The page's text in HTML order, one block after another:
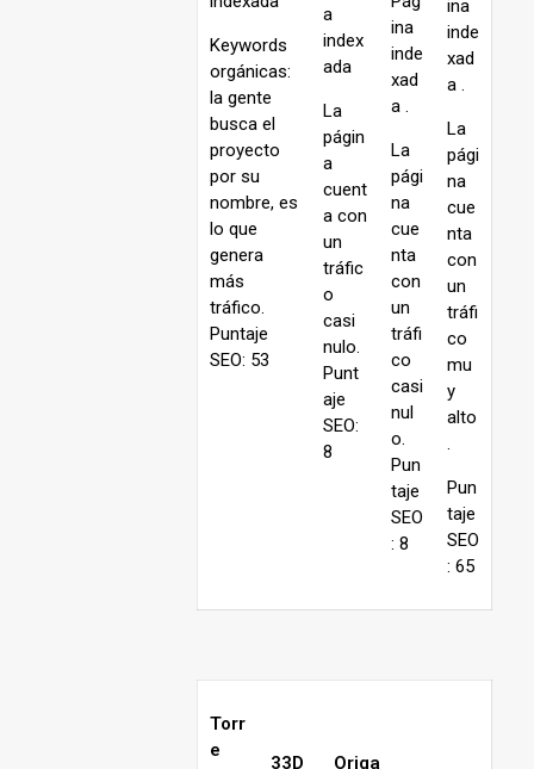
Keywords
orgánicas:
la gente
busca el
proyecto
por su
nombre, es
lo que
genera
más
tráfico.
Puntaje
SEO: 53
a
index
ada
La
págin
a
cuent
a con
un
tráfic
o
casi
nulo.
Punt
aje
SEO:
8
ina
inde
xad
a .
La
pági
na
cue
nta
con
un
tráfi
co
casi
nul
o.
Pun
taje
SEO
: 8
ina
inde
xad
a .
La
pági
na
cue
nta
con
un
tráfi
co
mu
y
alto
.
Pun
taje
SEO
: 65
Torr
e
33D Origa